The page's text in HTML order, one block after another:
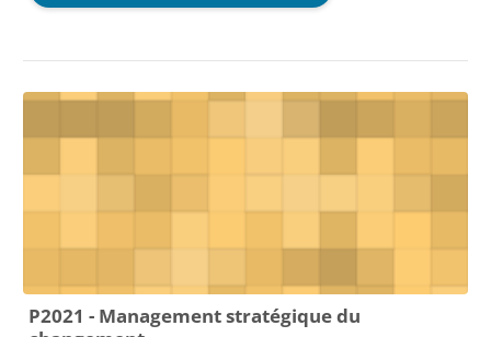
P2021 - Management stratégique du